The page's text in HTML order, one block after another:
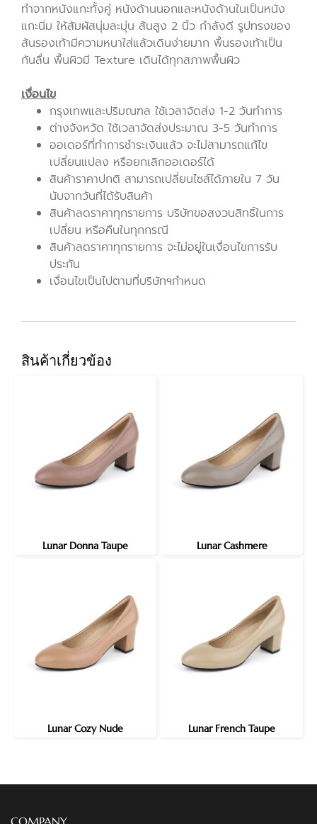
ทำจากหนังแกะทั้งคู่ หนังด้านนอกและหนังด้านในเป็นหนัง
แกะนิ่ม ให้สัมผัสนุ่มละมุ่น ส้นสูง 2 นิ้ว กำลังดี รูปทรงของ
ส้นรองเท้ามีความหนาใส่แล้วเดินง่ายมาก พื้นรองเท้าเป็น
กันลื่น พื้นผิวมี Texture เดินได้ทุกสภาพพื้นผิว
เงื่อนไข
กรุงเทพและปริมณฑล ใช้เวลาจัดส่ง 1-2 วันทำการ
ต่างจังหวัด ใช้เวลาจัดส่งประมาณ 3-5 วันทำการ
ออเดอร์ที่ทำการชำระเงินแล้ว จะไม่สามารถแก้ไข
เปลี่ยนแปลง หรือยกเลิกออเดอร์ได้
สินค้าราคาปกติ สามารถเปลี่ยนไซส์ได้ภายใน 7 วัน
นับจากวันที่ได้รับสินค้า
สินค้าลดราคาทุกรายการ บริษัทขอสงวนสิทธิ์ในการ
เปลี่ยน หรือคืนในทุกกรณี
สินค้าลดราคาทุกรายการ จะไม่อยู่ในเงื่อนไขการรับ
ประกัน
เงื่อนไขเป็นไปตามที่บริษัทฯกำหนด
สินค้าเกี่ยวข้อง
Lunar Donna Taupe Lunar Cashmere
Lunar Cozy Nude Lunar French Taupe
COMPANY